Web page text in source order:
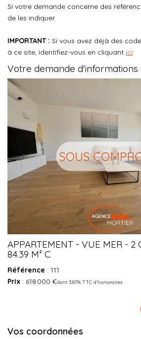
03.21.91.82.86
Si votre demande concerne des
de les indiquer.
IMPORTANT : Si vous avez déjà des
à ce site, identifiez-vous en cliquant ici
Votre demande d'informations
APPARTEMENT - VUE MER - 2
84.39 M² C
Référence : 111
Prix : 618 000 €dont 3.87% TTC d'honoraires
Vos coordonnées